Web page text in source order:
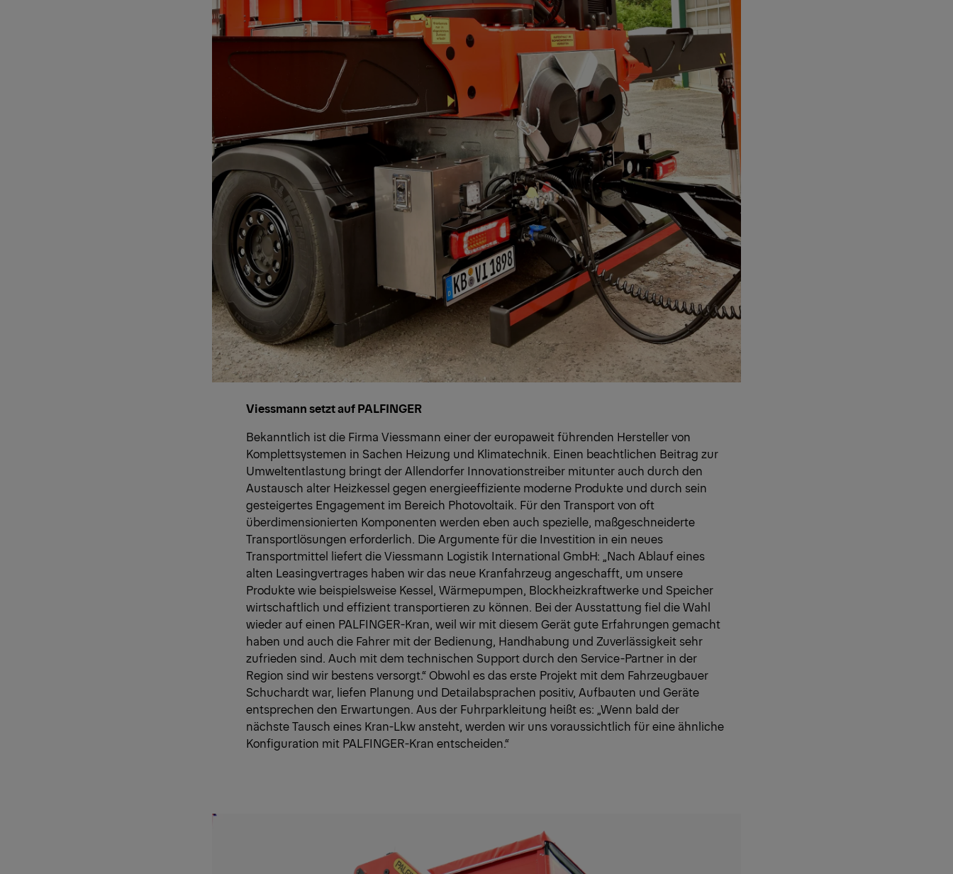
Viessmann setzt auf PALFINGER
Bekanntlich ist die Firma Viessmann einer der europaweit führenden Hersteller von
Komplettsystemen in Sachen Heizung und Klimatechnik. Einen beachtlichen Beitrag zur
Umweltentlastung bringt der Allendorfer Innovationstreiber mitunter auch durch den
Austausch alter Heizkessel gegen energieeffiziente moderne Produkte und durch sein
gesteigertes Engagement im Bereich Photovoltaik. Für den Transport von oft
überdimensionierten Komponenten werden eben auch spezielle, maßgeschneiderte
Transportlösungen erforderlich. Die Argumente für die Investition in ein neues
Transportmittel liefert die Viessmann Logistik International GmbH: „Nach Ablauf eines
alten Leasingvertrages haben wir das neue Kranfahrzeug angeschafft, um unsere
Produkte wie beispielsweise Kessel, Wärmepumpen, Blockheizkraftwerke und Speicher
wirtschaftlich und effizient transportieren zu können. Bei der Ausstattung fiel die Wahl
wieder auf einen PALFINGER-Kran, weil wir mit diesem Gerät gute Erfahrungen gemacht
haben und auch die Fahrer mit der Bedienung, Handhabung und Zuverlässigkeit sehr
zufrieden sind. Auch mit dem technischen Support durch den Service-Partner in der
Region sind wir bestens versorgt.“ Obwohl es das erste Projekt mit dem Fahrzeugbauer
Schuchardt war, liefen Planung und Detailabsprachen positiv, Aufbauten und Geräte
entsprechen den Erwartungen. Aus der Fuhrparkleitung heißt es: „Wenn bald der
nächste Tausch eines Kran-Lkw ansteht, werden wir uns voraussichtlich für eine ähnliche
Konfiguration mit PALFINGER-Kran entscheiden.“